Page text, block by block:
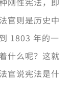
官则是历史中
1803 年的一
什么呢？这就
官说宪法是什